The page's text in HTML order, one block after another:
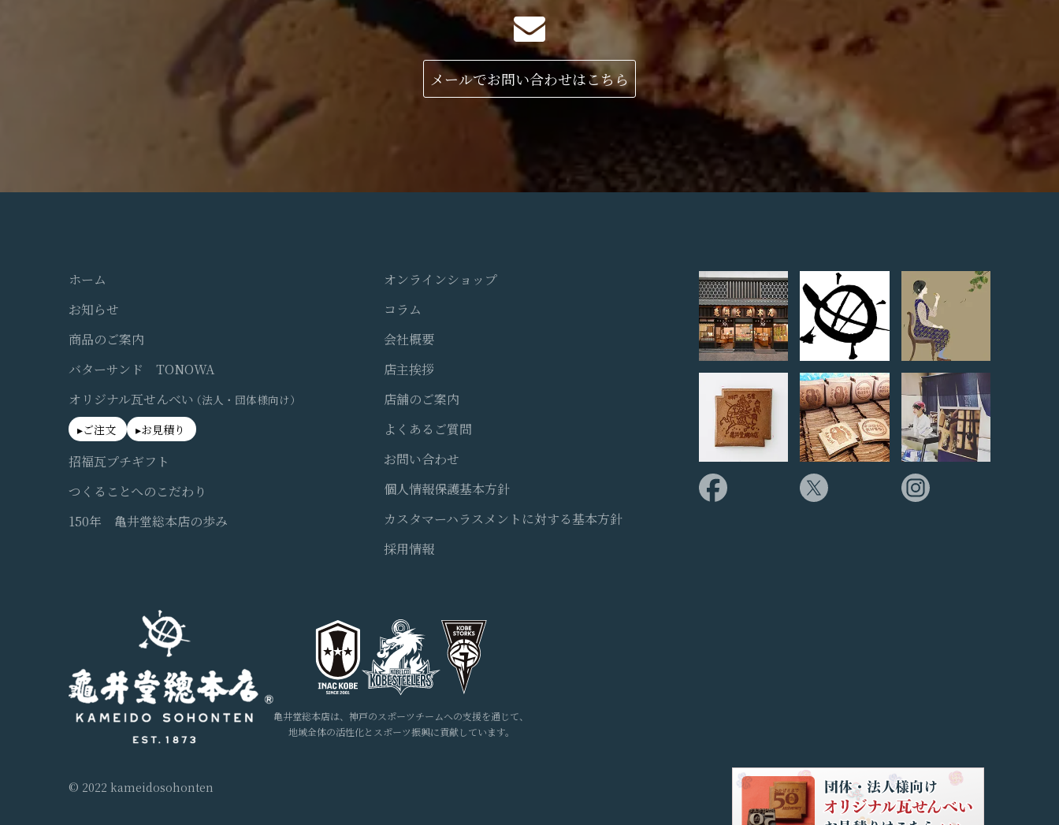
メールでお問い合わせはこちら
ホーム
お知らせ
商品のご案内
バターサンド TONOWA
オリジナル瓦せんべい（法人・団体様向け）
ご注文
お見積り
招福瓦プチギフト
つくることへのこだわり
150年 亀井堂総本店の歩み
オンラインショップ
コラム
会社概要
店主挨拶
店舗のご案内
よくあるご質問
お問い合わせ
個人情報保護基本方針
カスタマーハラスメントに対する基本方針
採用情報
亀井堂総本店は、神戸のスポーツチームへの支援を通じて、
地域全体の活性化とスポーツ振興に貢献しています。
© 2022 kameidosohonten